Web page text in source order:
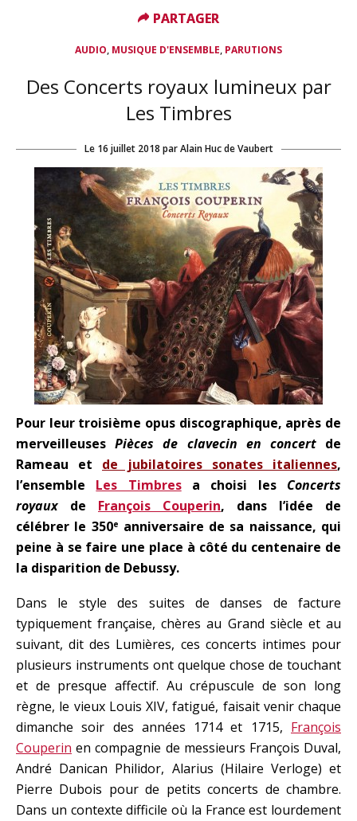
AUDIO, MUSIQUE D'ENSEMBLE, PARUTIONS
Des Concerts royaux lumineux par
Les Timbres
Le 16 juillet 2018 par Alain Huc de Vaubert
Pour leur troisième opus discographique, après de
merveilleusesPièces de clavecin en concertde
Rameau et de jubilatoires sonates italiennes,
l’ensemble Les Timbresa choisi les Concerts
royaux de François Couperin, dans l’idée de
célébrer le 350e anniversaire de sa naissance, qui
peine à se faire une place à côté du centenaire de
la disparition de Debussy.
Dans le style des suites de danses de facture
typiquement française, chères au Grand siècle et au
suivant, dit des Lumières, ces concerts intimes pour
plusieurs instruments ont quelque chose de touchant
et de presque affectif. Au crépuscule de son long
règne, le vieux Louis XIV, fatigué, faisait venir chaque
dimanche soir des années 1714 et 1715, François
Couperin en compagnie de messieurs François Duval,
André Danican Philidor, Alarius (Hilaire Verloge) et
Pierre Dubois pour de petits concerts de chambre.
Dans un contexte difficile où la France est lourdement
PARTAGER
PARTAGER